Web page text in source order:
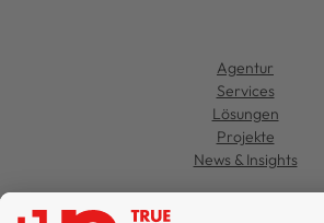
Agentur
Services
Lösungen
Projekte
News & Insights